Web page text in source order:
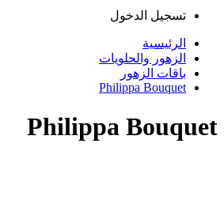
تسجيل الدخول
الرئيسية
الزهور والحلويات
باقات الزهور
Philippa Bouquet
Philippa Bouquet